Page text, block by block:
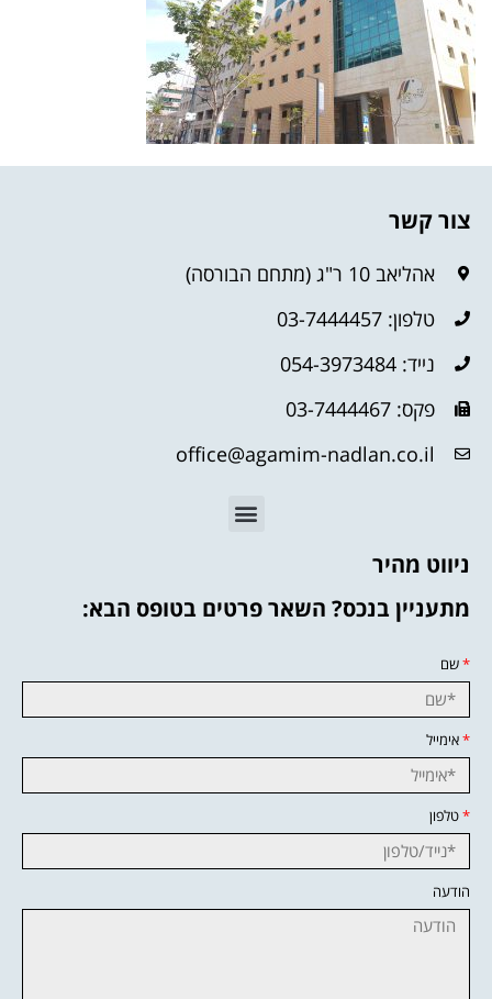
צור קשר
אהליאב 10 ר"ג (מתחם הבורסה)
טלפון: 03-7444457
נייד: 054-3973484
פקס: 03-7444467
office@agamim-nadlan.co.il
ניווט מהיר
מתעניין בנכס? השאר פרטים בטופס הבא:
*שם
*אימייל
*טלפון
הודעה